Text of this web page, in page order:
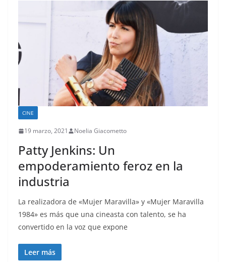
CINE
19 marzo, 2021 Noelia Giacometto
Patty Jenkins: Un
empoderamiento feroz en la
industria
La realizadora de «Mujer Maravilla» y «Mujer Maravilla
1984» es más que una cineasta con talento, se ha
convertido en la voz que expone
Leer más